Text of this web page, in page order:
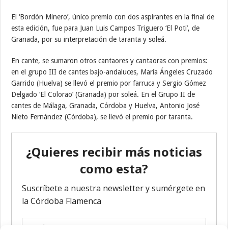
El ‘Bordón Minero’, único premio con dos aspirantes en la final de
esta edición, fue para Juan Luis Campos Triguero ‘El Poti’, de
Granada, por su interpretación de taranta y soleá.
En cante, se sumaron otros cantaores y cantaoras con premios:
en el grupo III de cantes bajo-andaluces, María Ángeles Cruzado
Garrido (Huelva) se llevó el premio por farruca y Sergio Gómez
Delgado ‘El Colorao’ (Granada) por soleá. En el Grupo II de
cantes de Málaga, Granada, Córdoba y Huelva, Antonio José
Nieto Fernández (Córdoba), se llevó el premio por taranta.